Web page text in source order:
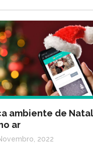
ambiente de
ar
2022